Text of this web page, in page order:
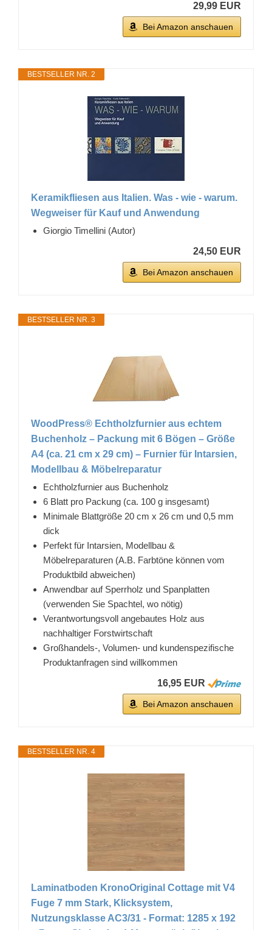
29,99 EUR
Bei Amazon anschauen
BESTSELLER NR. 2
Keramikfliesen aus Italien. Was - wie - warum.
Wegweiser für Kauf und Anwendung
Giorgio Timellini (Autor)
24,50 EUR
Bei Amazon anschauen
BESTSELLER NR. 3
WoodPress® Echtholzfurnier aus echtem
Buchenholz – Packung mit 6 Bögen – Größe
A4 (ca. 21 cm x 29 cm) – Furnier für Intarsien,
Modellbau & Möbelreparatur
Echtholzfurnier aus Buchenholz
6 Blatt pro Packung (ca. 100 g insgesamt)
Minimale Blattgröße 20 cm x 26 cm und 0,5 mm
dick
Perfekt für Intarsien, Modellbau &
Möbelreparaturen (A.B. Farbtöne können vom
Produktbild abweichen)
Anwendbar auf Sperrholz und Spanplatten
(verwenden Sie Spachtel, wo nötig)
Verantwortungsvoll angebautes Holz aus
nachhaltiger Forstwirtschaft
Großhandels-, Volumen- und kundenspezifische
Produktanfragen sind willkommen
16,95 EUR
Bei Amazon anschauen
BESTSELLER NR. 4
Laminatboden KronoOriginal Cottage mit V4
Fuge 7 mm Stark, Klicksystem,
Nutzungsklasse AC3/31 - Format: 1285 x 192